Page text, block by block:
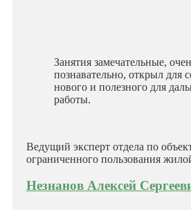
Занятия замечательные,
познавательно, открыл для
нового и полезного для
работы.
Ведущий эксперт отдела по
ограниченного пользования
Незнанов Алексей